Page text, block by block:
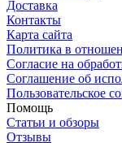
Доставка
Контакты
Карта сайта
Политика в
Cогласие на
Cоглашение об
Пользовательское
Помощь
Статьи и обзоры
Отзывы